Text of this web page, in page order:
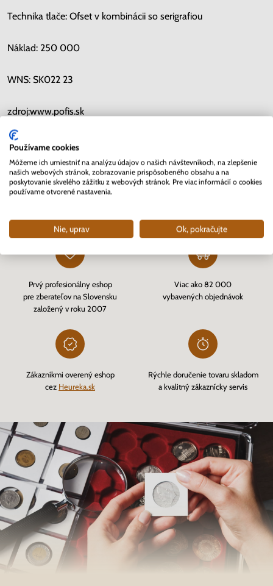
Technika tlače: Ofset v kombinácii so serigrafiou
Náklad: 250 000
WNS: SK022 23
zdroj:www.pofis.sk
Kopírovať link
Prvý profesionálny eshop
pre zberateľov na Slovensku
založený v roku 2007
Viac ako 82 000
vybavených objednávok
Zákazníkmi overený eshop
cez Heureka.sk
Rýchle doručenie tovaru skladom
a kvalitný zákaznícky servis
Používame cookies
Môžeme ich umiestniť na analýzu údajov o našich návštevníkoch, na zlepšenie
našich webových stránok, zobrazovanie prispôsobeného obsahu a na
poskytovanie skvelého zážitku z webových stránok. Pre viac informácií o cookies
používame otvorené nastavenia.
Nie, uprav Ok, pokračujte